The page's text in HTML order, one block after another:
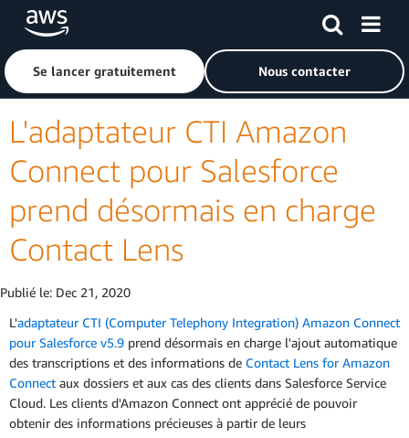
Passer au contenu principal
Cliquer ici pour revenir à la page d'accueil d'Amazon Web
Se lancer gratuitement Nous contacter
L'adaptateur CTI Amazon
Connect pour Salesforce
prend désormais en charge
Contact Lens
Publié le: Dec 21, 2020
L'adaptateur CTI (Computer Telephony Integration) Amazon Connect
pour Salesforce v5.9 prend désormais en charge l'ajout automatique
des transcriptions et des informations de Contact Lens for Amazon
Connect aux dossiers et aux cas des clients dans Salesforce Service
Cloud. Les clients d'Amazon Connect ont apprécié de pouvoir
obtenir des informations précieuses à partir de leurs